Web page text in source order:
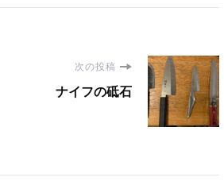
次の投稿
ナイフの砥石